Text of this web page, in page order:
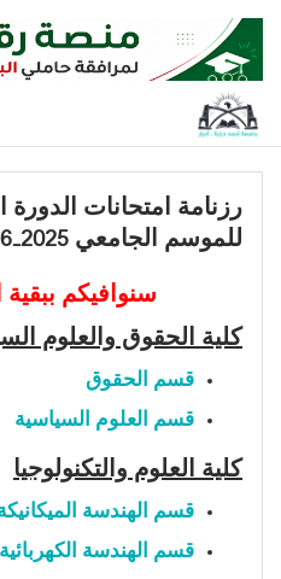
رزنامة امتحانات
للموسم الجامعي 2025-2026
سنوافيكم ببقية
كلية الحقوق والعلوم
قسم الحقوق
قسم العلوم السياسية
كلية العلوم والتكنولوجيا
قسم الهندسة
قسم الهندسة الكهربائية